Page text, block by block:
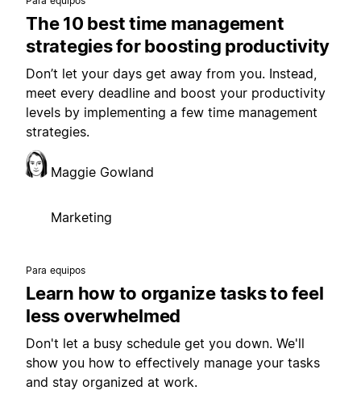
The 10 best time management
strategies for boosting productivity
Don’t let your days get away from you. Instead,
meet every deadline and boost your productivity
levels by implementing a few time management
strategies.
Maggie Gowland
Marketing
Para equipos
Learn how to organize tasks to feel
less overwhelmed
Don't let a busy schedule get you down. We'll
show you how to effectively manage your tasks
and stay organized at work.